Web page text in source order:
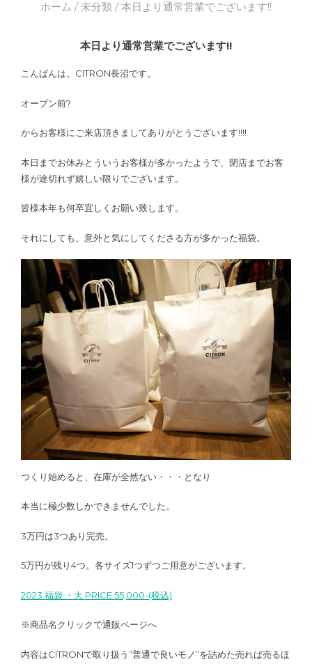
ホーム / 未分類 / 本日より通常営業でございます!!
本日より通常営業でございます!!
こんばんは。CITRON長沼です。
オープン前?
からお客様にご来店頂きましてありがとうございます!!!!
本日までお休みとういうお客様が多かったようで、閉店までお客
様が途切れず嬉しい限りでございます。
皆様本年も何卒宜しくお願い致します。
それにしても、意外と気にしてくださる方が多かった福袋。
つくり始めると、在庫が全然ない・・・となり
本当に極少数しかできませんでした。
3万円は3つあり完売。
5万円が残り4つ。各サイズ1つずつご用意がございます。
2023 福袋 ・大 PRICE:55,000-(税込)
※商品名クリックで通販ページへ
内容はCITRONで取り扱う”普通で良いモノ”を詰めた売れば売るほ